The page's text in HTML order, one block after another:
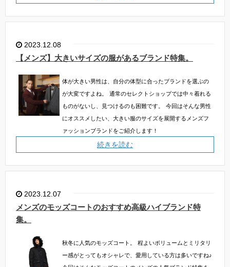
2023.12.08
【メンズ】大きいサイズの服があるブランド特集。
体が大きい男性は、自分の体型に合ったブランドを選ぶの
が大変ですよね。
通常のセレクトショップでは中々着れる
ものがないし、見つけるのも困難です。
今回はそんな男性
にオススメしたい、大きい服のサイズを展開するメンズフ
ァッションブランドをご紹介します！
続きを読む
2023.12.07
メンズのモッズコートのおすすめ高級ハイブランド特
集。
秋冬に人気のモッズコート。
程よいボリュームとミリタリ
ー感がとってもオシャレで、愛用している方は多いですね♪